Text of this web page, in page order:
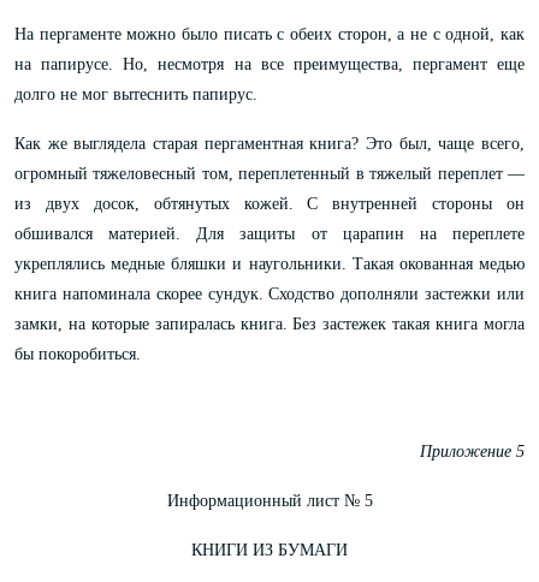
На пергаменте можно было писать с обеих сторон, а не с одной, как
на папирусе. Но, несмотря на все преимущества, пергамент еще
долго не мог вытеснить папирус.
Как же выглядела старая пергаментная книга? Это был, чаще всего,
огромный тяжеловесный том, переплетенный в тяжелый переплет —
из двух досок, обтянутых кожей. С внутренней стороны он
обшивался материей. Для защиты от царапин на переплете
укреплялись медные бляшки и наугольники. Такая окованная медью
книга напоминала скорее сундук. Сходство дополняли застежки или
замки, на которые запиралась книга. Без застежек такая книга могла
бы покоробиться.
Приложение 5
Информационный лист № 5
КНИГИ ИЗ БУМАГИ